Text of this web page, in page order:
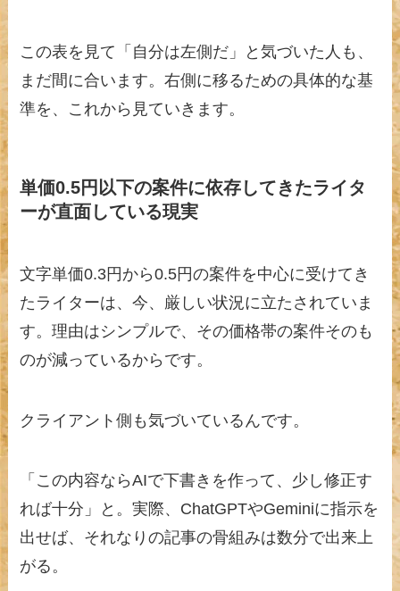
この表を見て「自分は左側だ」と気づいた人も、
まだ間に合います。右側に移るための具体的な基
準を、これから見ていきます。
単価0.5円以下の案件に依存してきたライタ
ーが直面している現実
文字単価0.3円から0.5円の案件を中心に受けてき
たライターは、今、厳しい状況に立たされていま
す。理由はシンプルで、その価格帯の案件そのも
のが減っているからです。
クライアント側も気づいているんです。
「この内容ならAIで下書きを作って、少し修正す
れば十分」と。実際、ChatGPTやGeminiに指示を
出せば、それなりの記事の骨組みは数分で出来上
がる。